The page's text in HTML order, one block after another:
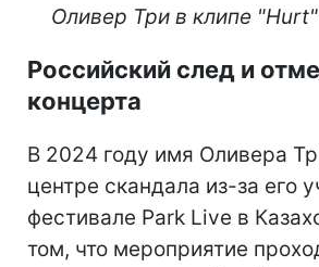
Оливер Три в клипе
Российский след и
концерта
В 2024 году имя Оливера
центре скандала из-за его
фестивале Park Live в
том, что мероприятие